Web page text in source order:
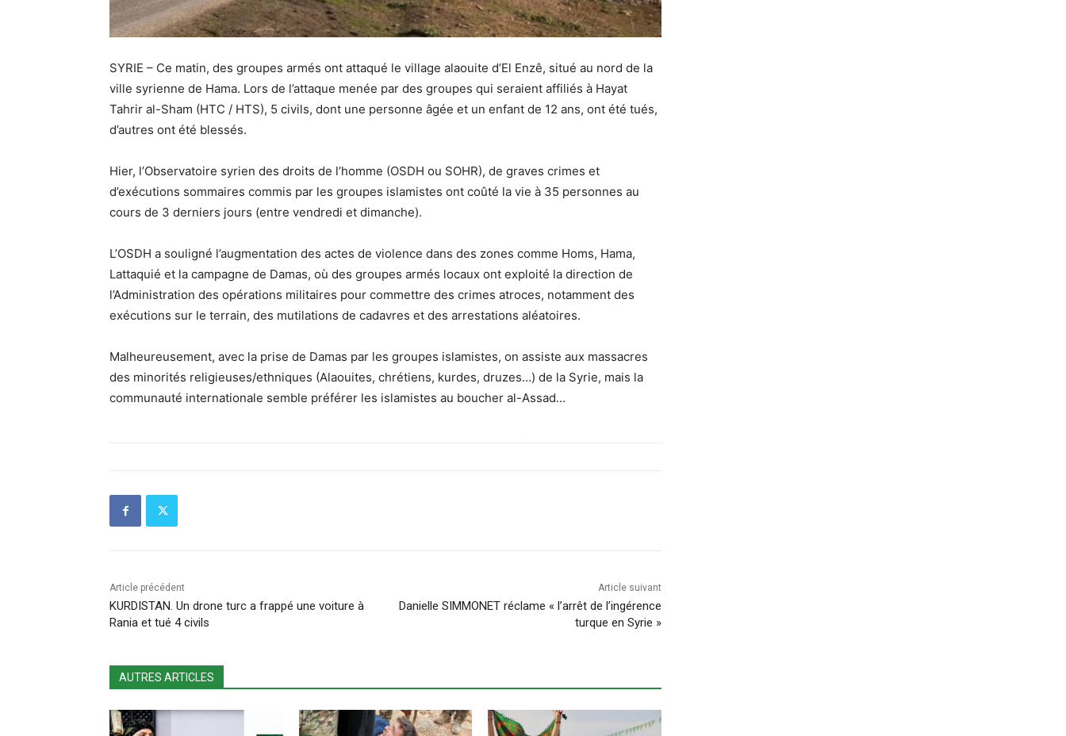
SYRIE – Ce matin, des groupes armés ont attaqué le village alaouite d’El Enzê, situé au nord de la
ville syrienne de Hama. Lors de l’attaque menée par des groupes qui seraient affiliés à Hayat
Tahrir al-Sham (HTC / HTS), 5 civils, dont une personne âgée et un enfant de 12 ans, ont été tués,
d’autres ont été blessés.
Hier, l’Observatoire syrien des droits de l’homme (OSDH ou SOHR), de graves crimes et
d’exécutions sommaires commis par les groupes islamistes ont coûté la vie à 35 personnes au
cours de 3 derniers jours (entre vendredi et dimanche).
L’OSDH a ​​souligné l’augmentation des actes de violence dans des zones comme Homs, Hama,
Lattaquié et la campagne de Damas, où des groupes armés locaux ont exploité la direction de
l’Administration des opérations militaires pour commettre des crimes atroces, notamment des
exécutions sur le terrain, des mutilations de cadavres et des arrestations aléatoires.
Malheureusement, avec la prise de Damas par les groupes islamistes, on assiste aux massacres
des minorités religieuses/ethniques (Alaouites, chrétiens, kurdes, druzes…) de la Syrie, mais la
communauté internationale semble préférer les islamistes au boucher al-Assad…
Article précédent
KURDISTAN. Un drone turc a frappé une voiture à
Rania et tué 4 civils
Article suivant
Danielle SIMMONET réclame « l’arrêt de l’ingérence
turque en Syrie »
AUTRES ARTICLES